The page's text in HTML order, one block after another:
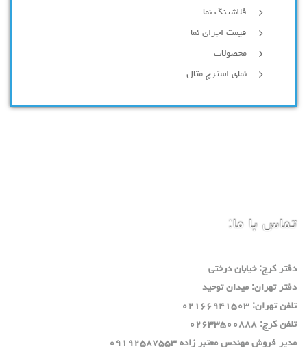
فلاشینگ نما
قیمت اجرای نما
محصولات
نمای استرچ متال
تماس با ما:
دفتر كرج: خيابان درختي
دفتر تهران: ميدان توحيد
تلفن تهران: ٠٢١٦٦٩٤١٥٠٣
تلفن كرج: ٠٢٦٣٣٥٠٠٨٨٨
مدير فروش مهندس معتبر زاده ٠٩١٩٢٥٨٧٥٥٣